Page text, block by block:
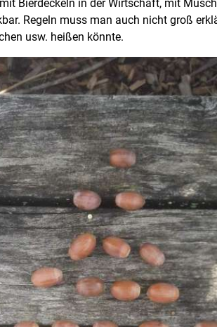
Bierdeckeln in der Wirtschaft, mit
Regeln muss man auch nicht groß
usw. heißen könnte.